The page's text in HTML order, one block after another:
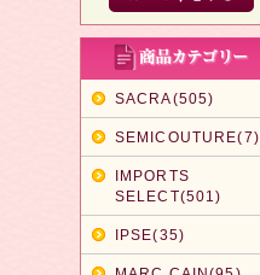
SACRA(505)
SEMICOUTURE(7)
IMPORTS
SELECT(501)
IPSE(35)